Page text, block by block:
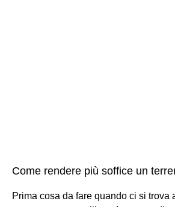
Come rendere più soffice un
Prima cosa da fare quando ci si trova